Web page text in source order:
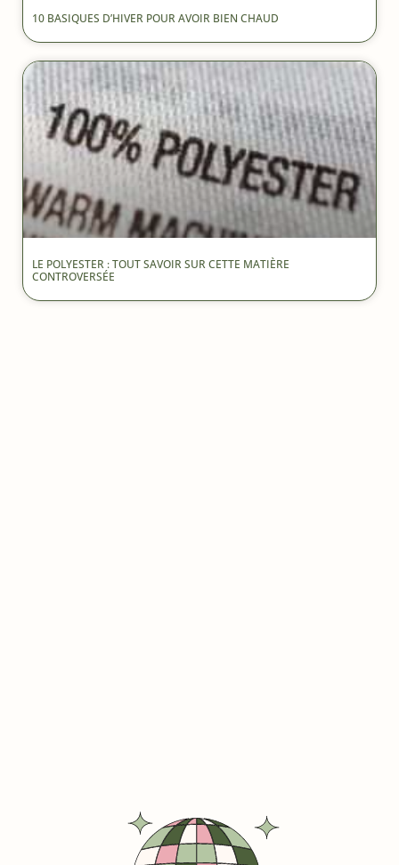
10 BASIQUES D’HIVER POUR AVOIR BIEN CHAUD
LE POLYESTER : TOUT SAVOIR SUR CETTE MATIÈRE
CONTROVERSÉE